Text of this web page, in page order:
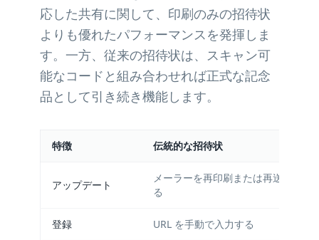
応した共有に関して、印刷のみの招待状
よりも優れたパフォーマンスを発揮しま
す。一方、従来の招待状は、スキャン可
能なコードと組み合わせれば正式な記念
品として引き続き機能します。
特徴 伝統的な招待状
アップデート
メーラーを再印刷または再送信す
る
登録 URL を手動で入力する